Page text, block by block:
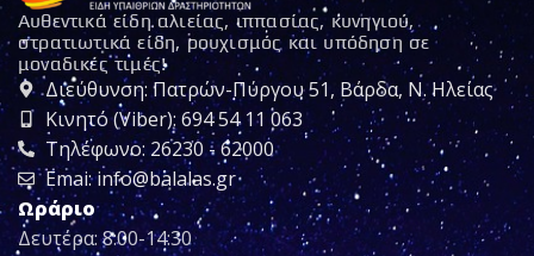
Αυθεντικά είδη αλιείας, ιππασίας, κυνηγιού,
στρατιωτικά είδη, ρουχισμός και υπόδηση σε
μοναδικές τιμές!
Διεύθυνση: Πατρών-Πύργου 51, Βάρδα, Ν. Ηλείας
Κινητό (Viber): 694 54 11 063
Τηλέφωνο: 26230 - 62000
Emai: info@balalas.gr
Ωράριο
Δευτέρα: 8:00-14:30